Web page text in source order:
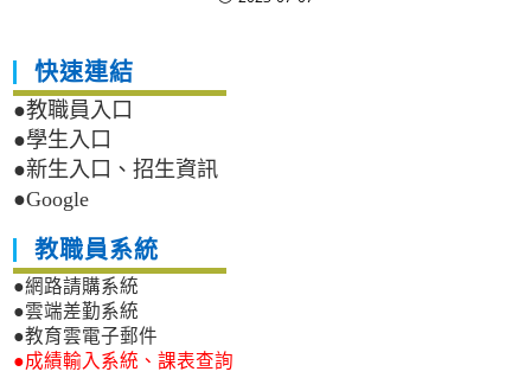
快速連結
●教職員入口
●學生入口
●新生入口、招生資訊
●Google
教職員系統
●網路請購系統
●雲端差勤系統
●教育雲電子郵件
●成績輸入系統、課表查詢